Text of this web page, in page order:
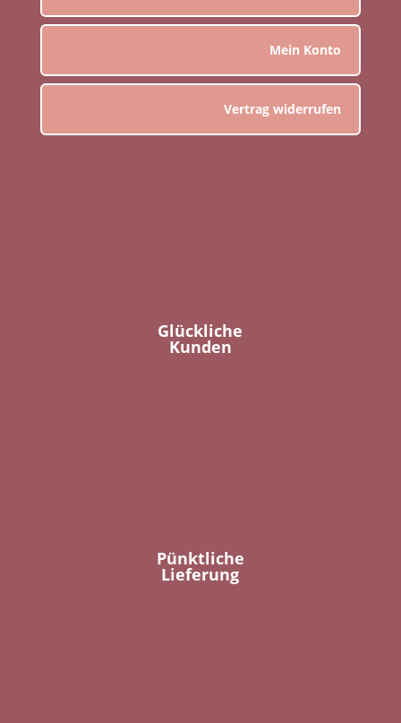
Mein Konto
Vertrag widerrufen
Glückliche
Kunden
Pünktliche
Lieferung